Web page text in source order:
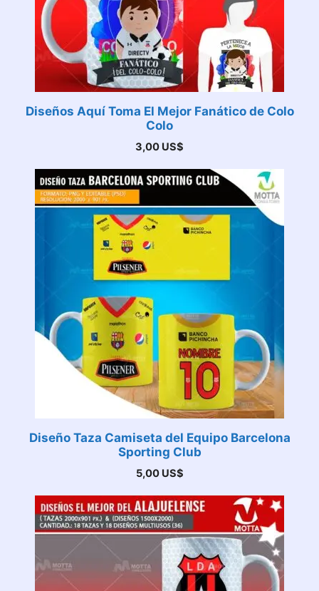
Diseños Aquí Toma El Mejor Fanático de Colo
Colo
3,00 US$
Diseño Taza Camiseta del Equipo Barcelona
Sporting Club
5,00 US$